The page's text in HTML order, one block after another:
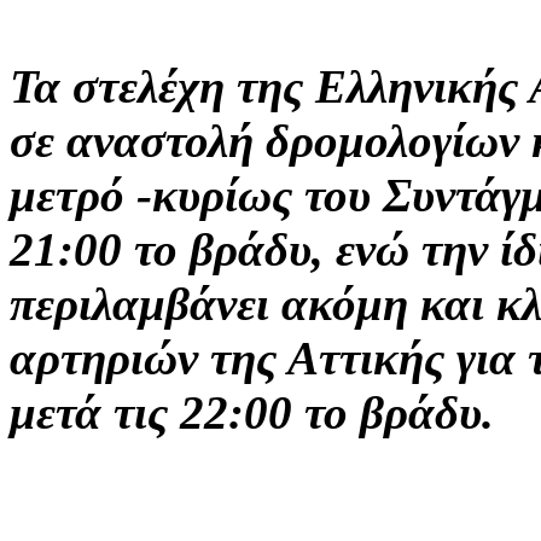
Τα στελέχη της Ελληνικής
σε αναστολή δρομολογίων
μετρό -κυρίως του
21:00 το βράδυ, ενώ την
περιλαμβάνει ακόμη και
αρτηριών της Αττικής
μετά τις 22:00 το βράδυ.